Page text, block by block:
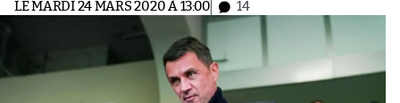
LE MARDI 24 MARS 2020 À 13:00 14